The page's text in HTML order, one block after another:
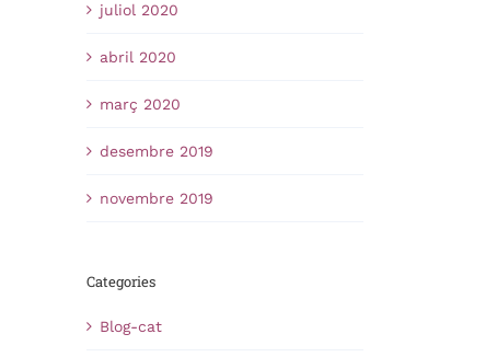
juliol 2020
abril 2020
març 2020
desembre 2019
novembre 2019
Categories
Blog-cat